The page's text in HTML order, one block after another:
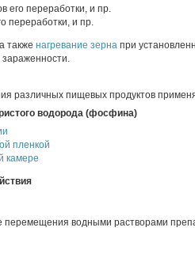
его переработки, и пр.
переработки, и пр.
также нагревание зерна при
зараженности.
различных пищевых продуктов
водорода (фосфина)
пленкой
камере
перемещения водными растворами